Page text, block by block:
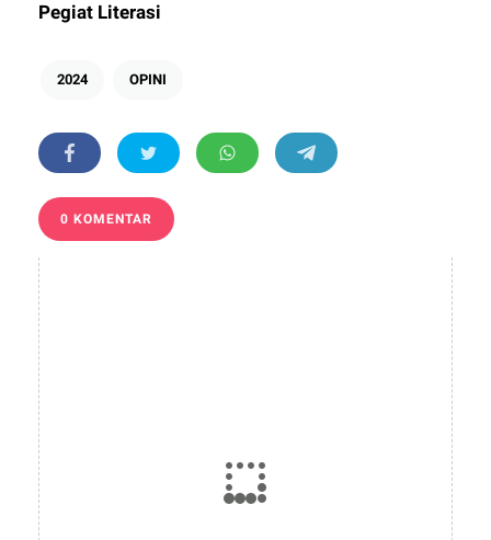
Pegiat Literasi
2024 OPINI
0 KOMENTAR